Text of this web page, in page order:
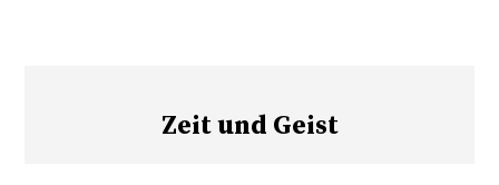
Zeit und Geist